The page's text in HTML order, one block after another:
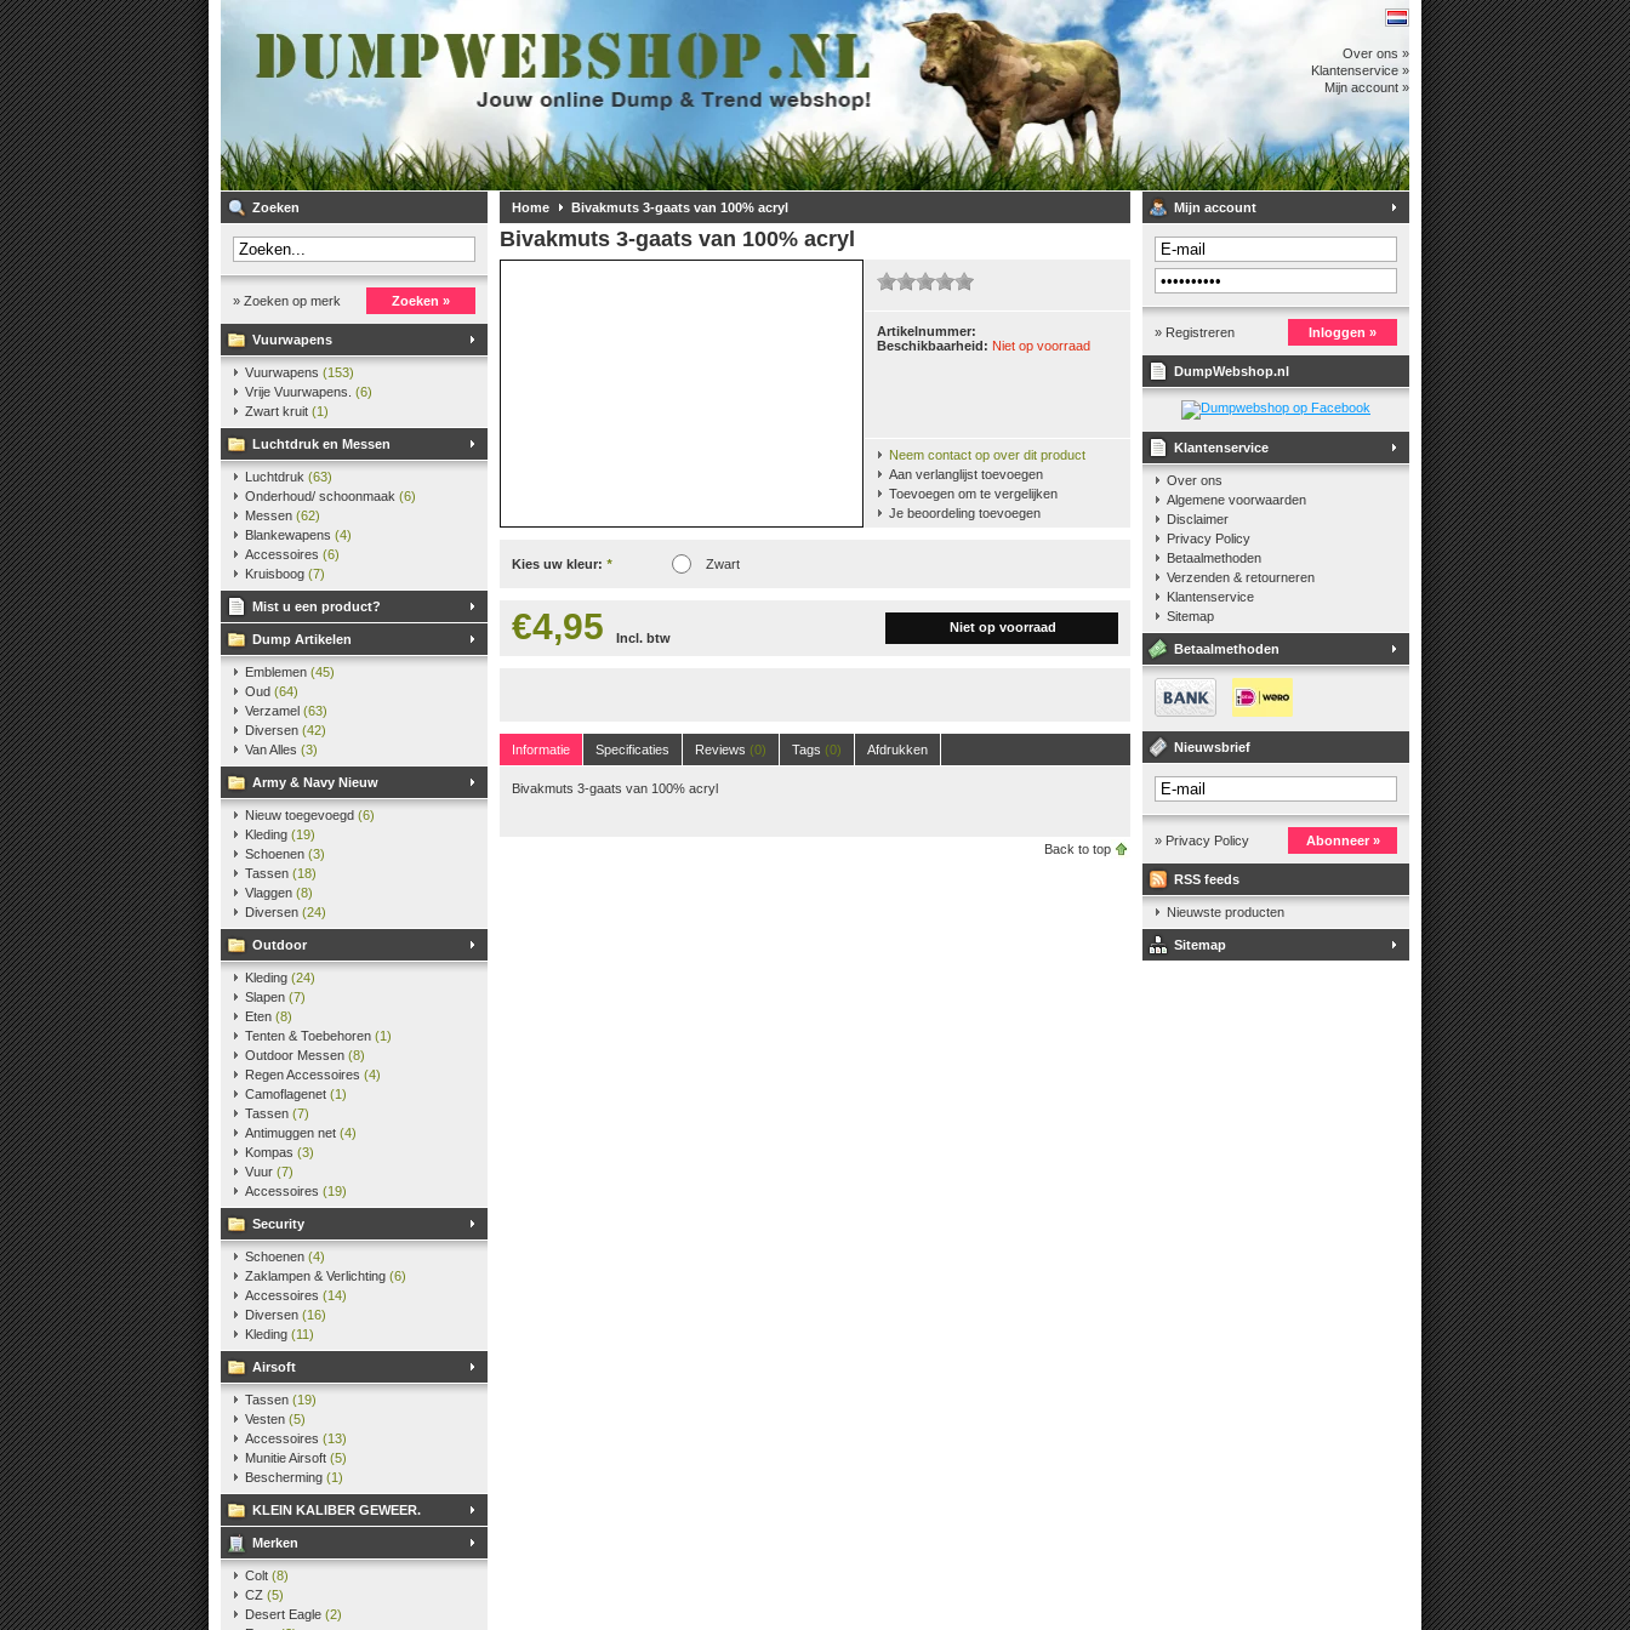
Over ons »
Klantenservice »
Mijn account »
Zoeken
» Zoeken op merk Zoeken »
Vuurwapens
Vuurwapens (153)
Vrije Vuurwapens. (6)
Zwart kruit (1)
Luchtdruk en Messen
Luchtdruk (63)
Onderhoud/ schoonmaak (6)
Messen (62)
Blankewapens (4)
Accessoires (6)
Kruisboog (7)
Mist u een product?
Dump Artikelen
Emblemen (45)
Oud (64)
Verzamel (63)
Diversen (42)
Van Alles (3)
Army & Navy Nieuw
Nieuw toegevoegd (6)
Kleding (19)
Schoenen (3)
Tassen (18)
Vlaggen (8)
Diversen (24)
Outdoor
Kleding (24)
Slapen (7)
Eten (8)
Tenten & Toebehoren (1)
Outdoor Messen (8)
Regen Accessoires (4)
Camoflagenet (1)
Tassen (7)
Antimuggen net (4)
Kompas (3)
Vuur (7)
Accessoires (19)
Security
Schoenen (4)
Zaklampen & Verlichting (6)
Accessoires (14)
Diversen (16)
Kleding (11)
Airsoft
Tassen (19)
Vesten (5)
Accessoires (13)
Munitie Airsoft (5)
Bescherming (1)
KLEIN KALIBER GEWEER.
Merken
Colt (8)
CZ (5)
Desert Eagle (2)
Home Bivakmuts 3-gaats van 100% acryl
Bivakmuts 3-gaats van 100% acryl
Artikelnummer:
Beschikbaarheid: Niet op voorraad
Neem contact op over dit product
Aan verlanglijst toevoegen
Toevoegen om te vergelijken
Je beoordeling toevoegen
Kies uw kleur: * Zwart
€4,95 Incl. btw
Niet op voorraad
Informatie Specificaties Reviews (0) Tags (0) Afdrukken
Bivakmuts 3-gaats van 100% acryl
Back to top
Mijn account
» Registreren Inloggen »
DumpWebshop.nl
Klantenservice
Over ons
Algemene voorwaarden
Disclaimer
Privacy Policy
Betaalmethoden
Verzenden & retourneren
Klantenservice
Sitemap
Betaalmethoden
Nieuwsbrief
» Privacy Policy Abonneer »
RSS feeds
Nieuwste producten
Sitemap